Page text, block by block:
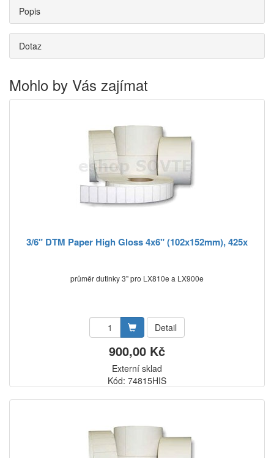
Popis
Dotaz
Mohlo by Vás zajímat
3/6" DTM Paper High Gloss 4x6" (102x152mm), 425x
průměr dutinky 3" pro LX810e a LX900e
Detail
900,00 Kč
Externí sklad
Kód: 74815HIS